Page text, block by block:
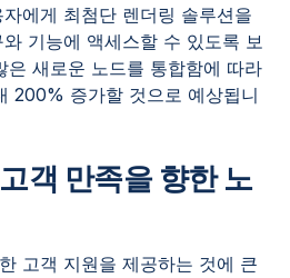
에게 최첨단 렌더링 솔루션을
기능에 액세스할 수 있도록 보
은 새로운 노드를 통합함에 따라
200% 증가할 것으로 예상됩니
객 만족을 향한 노
고객 지원을 제공하는 것에 큰